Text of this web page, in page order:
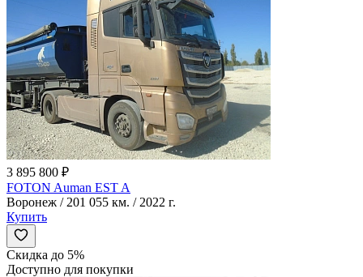
3 895 800 ₽
FOTON Auman EST A
Воронеж / 201 055 км. / 2022 г.
Купить
Скидка до 5%
Доступно для покупки